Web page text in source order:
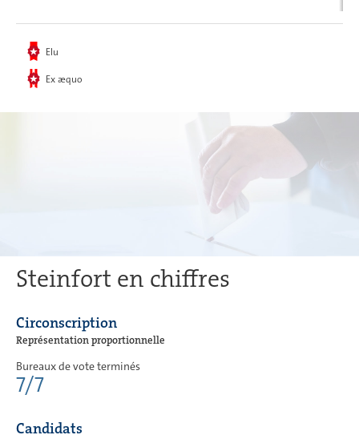
Elu
Ex æquo
Steinfort en chiffres
Circonscription
Représentation proportionnelle
Bureaux de vote terminés
7/7
Candidats